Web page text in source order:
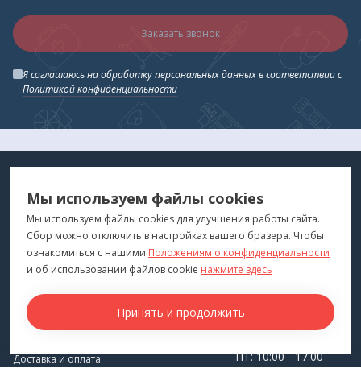
Заказать звонок
Я соглашаюсь на обработку персональных данных в соответствии с
Политикой конфиденциальности
ДЛЯ ВАС
"Медтехника для Вас"©2026
ПОКУПАТЕЛЯМ
Каталог
Бренды
Для оптовиков
Доставка и оплата
КОНТАКТЫ
г. Владивосток
ПТ: 10:00 - 17:00
Мы используем файлы cookies
Мы используем файлы cookies для улучшения работы сайта.
Сбор можно отключить в настройках вашего бразера. Чтобы
ознакомиться с нашими Положениям о конфиденциальности
и об использовании файлов cookie нажмите здесь
Принять и продолжить